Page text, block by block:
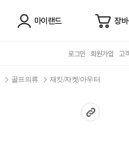
마이랜드 장
로그인 회원가입 고
골프의류 재킷/자켓/아우터